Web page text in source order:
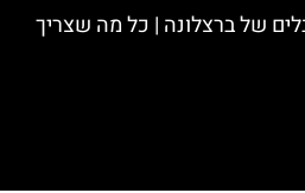
של ברצלונה | כל מה שצריך